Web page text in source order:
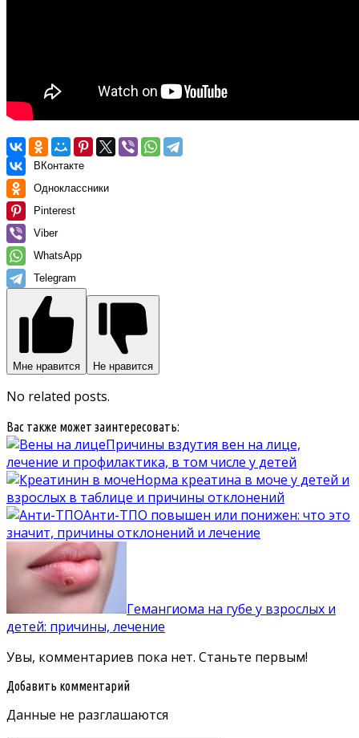
ВКонтакте
Одноклассники
Pinterest
Viber
WhatsApp
Telegram
Мне нравится Не нравится
No related posts.
Вас также может заинтересовать:
Причины вздутия вен на лице,
лечение и профилактика, в том числе у детей
Норма креатина в моче у детей и
взрослых в таблице и причины отклонений
Анти-ТПО повышен или понижен: что это
значит, причины отклонений и лечение
Гемангиома на губе у взрослых и
детей: причины, лечение
Увы, комментариев пока нет. Станьте первым!
Добавить комментарий
Данные не разглашаются